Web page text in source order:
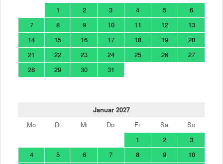
1
2 3 4 5
6
7
8 9 10 11 12
13
14
15 16 17 18 19
20
21
22 23 24 25 26
27
28
29 30 31
Januar 2027
Mo
Di Mi Do Fr Sa
So
1
2
3
4
5 6 7 8 9
10